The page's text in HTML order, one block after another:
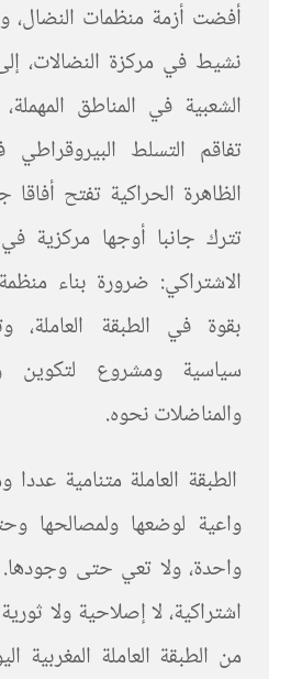
أفضت أزمة منظمات
نشيط في مركزة النضالات،
الشعبية في المناطق
تفاقم التسلط البيروقراطي
الظاهرة الحراكية تفتح أفاقا
تترك جانبا أوجها مركزية
الاشتراكي: ضرورة بناء
بقوة في الطبقة العاملة،
سياسية ومشروع لتكوين
والمناضلات نحوه.
الطبقة العاملة متنامية عددا
واعية لوضعها ولمصالحها
واحدة، ولا تعي حتى
اشتراكية، لا إصلاحية ولا
من الطبقة العاملة المغربية